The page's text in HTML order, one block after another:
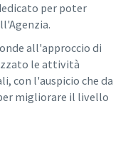
per poter
all'approccio di
le attività
con l'auspicio che da
migliorare il livello